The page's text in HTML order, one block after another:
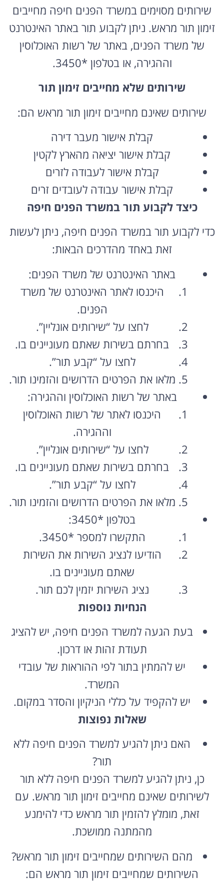
שירותים מסוימים במשרד הפנים חיפה מחייבים
זימון תור מראש. ניתן לקבוע תור באתר האינטרנט
של משרד הפנים, באתר של רשות האוכלוסין
וההגירה, או בטלפון *3450.
שירותים שלא מחייבים זימון תור
שירותים שאינם מחייבים זימון תור מראש הם:
קבלת אישור מעבר דירה
קבלת אישור יציאה מהארץ לקטין
קבלת אישור לעבודה לזרים
קבלת אישור עבודה לעובדים זרים
כיצד לקבוע תור במשרד הפנים חיפה
כדי לקבוע תור במשרד הפנים חיפה, ניתן לעשות
זאת באחד מהדרכים הבאות:
באתר האינטרנט של משרד הפנים:
היכנסו לאתר האינטרנט של משרד
הפנים.
לחצו על “שירותים אונליין”.
בחרתם בשירות שאתם מעוניינים בו.
לחצו על “קבע תור”.
מלאו את הפרטים הדרושים והזמינו תור.
באתר של רשות האוכלוסין וההגירה:
היכנסו לאתר של רשות האוכלוסין
וההגירה.
לחצו על “שירותים אונליין”.
בחרתם בשירות שאתם מעוניינים בו.
לחצו על “קבע תור”.
מלאו את הפרטים הדרושים והזמינו תור.
בטלפון *3450:
התקשרו למספר *3450.
הודיעו לנציג השירות את השירות
שאתם מעוניינים בו.
נציג השירות יזמין לכם תור.
הנחיות נוספות
בעת הגעה למשרד הפנים חיפה, יש להציג
תעודת זהות או דרכון.
יש להמתין בתור לפי ההוראות של עובדי
המשרד.
יש להקפיד על כללי הניקיון והסדר במקום.
שאלות נפוצות
האם ניתן להגיע למשרד הפנים חיפה ללא
תור?
כן, ניתן להגיע למשרד הפנים חיפה ללא תור
לשירותים שאינם מחייבים זימון תור מראש. עם
זאת, מומלץ להזמין תור מראש כדי להימנע
מהמתנה ממושכת.
מהם השירותים שמחייבים זימון תור מראש?
השירותים שמחייבים זימון תור מראש הם: